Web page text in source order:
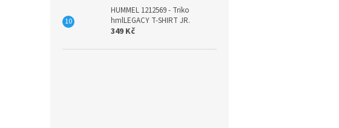
HUMMEL 1212569 - Triko
hmlLEGACY T-SHIRT JR.
349 Kč